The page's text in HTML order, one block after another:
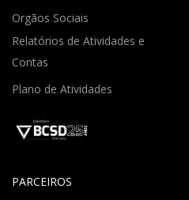
Orgãos Sociais
Relatórios de Atividades e
Contas
Plano de Atividades
PARCEIROS